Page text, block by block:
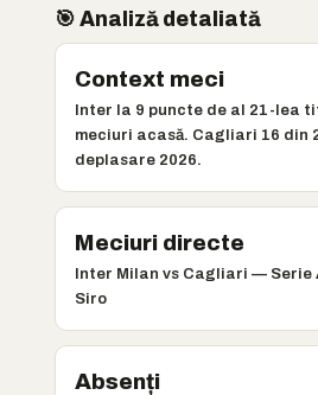
🎯 Analiză detaliată
Context meci
Inter la 9 puncte de al 21-lea
meciuri acasă. Cagliari 16 din
deplasare 2026.
Meciuri directe
Inter Milan vs Cagliari — Serie
Siro
Absenți